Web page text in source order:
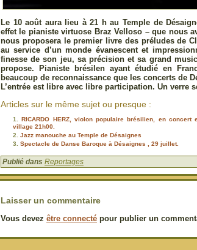
Le 10 août aura lieu à 21 h au Temple de
effet le pianiste virtuose Braz Velloso – que nous
nous proposera le premier livre des préludes de
au service d’un monde évanescent et
finesse de son jeu, sa précision et sa grand
propose. Pianiste brésilen ayant étudié en
beaucoup de reconnaissance que les concerts de
L’entrée est libre avec libre participation. Un verre
Articles sur le même sujet ou presque :
RICARDO HERZ, violon populaire brésilien, en concert
village 21h00.
Jazz manouche au Temple de Désaignes
Spectacle de Danse Baroque à Désaignes , 29 juillet.
Publié dans Reportages
Laisser un commentaire
Vous devez être connecté pour publier un